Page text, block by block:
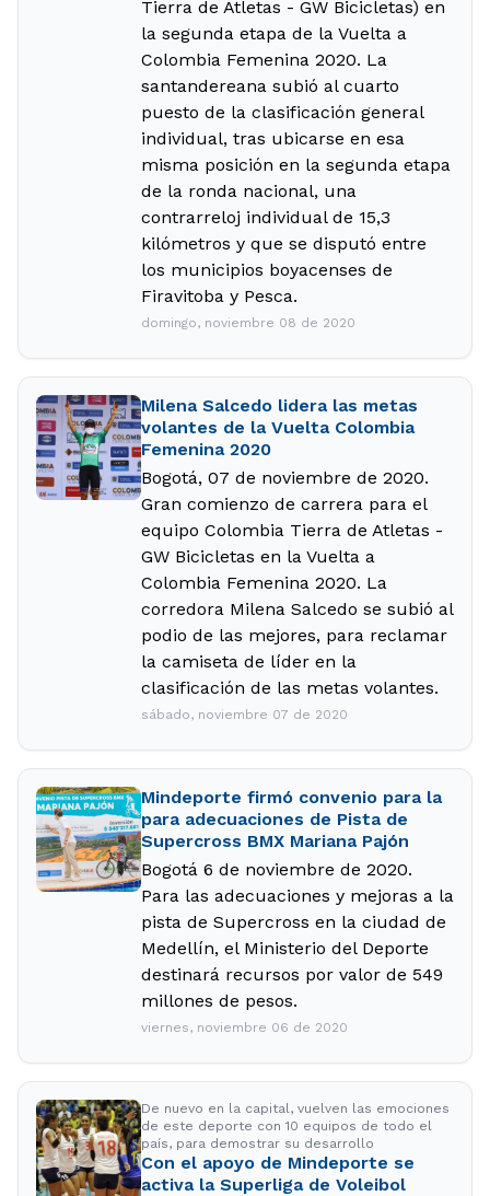
Tierra de Atletas - GW Bicicletas) en
la segunda etapa de la Vuelta a
Colombia Femenina 2020. La
santandereana subió al cuarto
puesto de la clasificación general
individual, tras ubicarse en esa
misma posición en la segunda etapa
de la ronda nacional, una
contrarreloj individual de 15,3
kilómetros y que se disputó entre
los municipios boyacenses de
Firavitoba y Pesca.
domingo, noviembre 08 de 2020
Milena Salcedo lidera las metas
volantes de la Vuelta Colombia
Femenina 2020
Bogotá, 07 de noviembre de 2020.
Gran comienzo de carrera para el
equipo Colombia Tierra de Atletas -
GW Bicicletas en la Vuelta a
Colombia Femenina 2020. La
corredora Milena Salcedo se subió al
podio de las mejores, para reclamar
la camiseta de líder en la
clasificación de las metas volantes.
sábado, noviembre 07 de 2020
Mindeporte firmó convenio para la
para adecuaciones de Pista de
Supercross BMX Mariana Pajón
Bogotá 6 de noviembre de 2020.
Para las adecuaciones y mejoras a la
pista de Supercross en la ciudad de
Medellín, el Ministerio del Deporte
destinará recursos por valor de 549
millones de pesos.
viernes, noviembre 06 de 2020
De nuevo en la capital, vuelven las emociones
de este deporte con 10 equipos de todo el
país, para demostrar su desarrollo
Con el apoyo de Mindeporte se
activa la Superliga de Voleibol